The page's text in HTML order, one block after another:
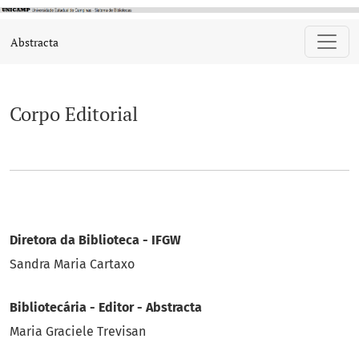
Abstracta
Corpo Editorial
Diretora da Biblioteca - IFGW
Sandra Maria Cartaxo
Bibliotecária - Editor - Abstracta
Maria Graciele Trevisan